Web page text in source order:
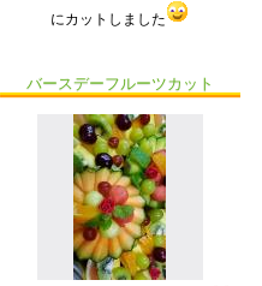
にカットしました
バースデーフルーツカット